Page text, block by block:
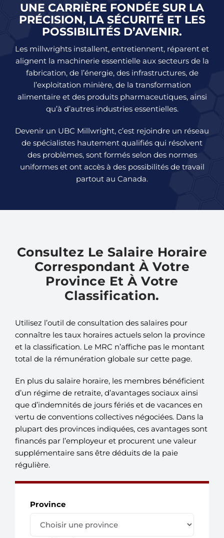
UNE CARRIÈRE FONDÉE SUR LA
PRÉCISION, LA SÉCURITÉ ET LES
POSSIBILITÉS D’AVENIR.
Les millwrights installent, entretiennent, réparent et
alignent la machinerie essentielle aux secteurs de la
fabrication, de l’énergie, des infrastructures, de
l’exploitation minière, de la transformation
alimentaire et des produits pharmaceutiques, ainsi
qu’à d’autres industries essentielles.
Devenir un UBC Millwright, c’est rejoindre un réseau
de spécialistes hautement qualifiés qui résolvent
des problèmes, sont formés selon des normes
uniformes et ont accès à des possibilités de travail
partout au Canada.
Consultez Le Salaire Horaire
Correspondant À Votre
Province Et À Votre
Classification.
Utilisez l’outil de consultation des salaires pour
connaître les taux horaires actuels selon la province
et la classification. Le MRC n’affiche pas le montant
total de la rémunération globale sur cette page.
En plus du salaire horaire, les membres bénéficient
d’un régime de retraite, d’avantages sociaux ainsi
que d’indemnités de jours fériés et de vacances en
vertu de conventions collectives négociées. Dans la
plupart des provinces indiquées, ces avantages sont
financés par l’employeur et procurent une valeur
supplémentaire sans être déduits de la paie
régulière.
Province